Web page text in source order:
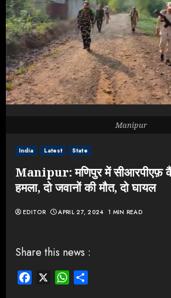
India Latest State
Manipur: मणिपुर में सीआरपीएफ़
हमला, दो जवानों की मौत, दो घायल
EDITOR APRIL 27, 2024 1 MIN READ
Manipur
Share this news :
Facebook WhatsApp